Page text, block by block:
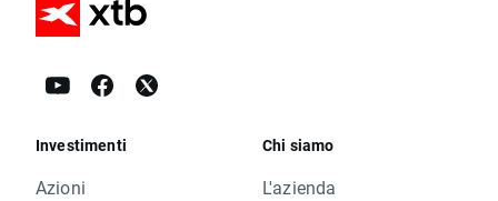
Investimenti
Azioni
Chi siamo
L'azienda